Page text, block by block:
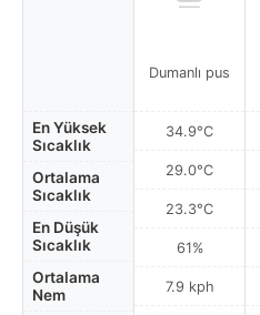
En Yüksek
Sıcaklık
Ortalama
Sıcaklık
En Düşük
Sıcaklık
Ortalama
Nem
Dumanlı pus
34.9°C
29.0°C
23.3°C
61%
7.9 kph